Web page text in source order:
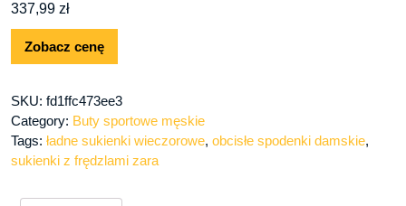
337,99 zł
Zobacz cenę
SKU: fd1ffc473ee3
Category: Buty sportowe męskie
Tags: ładne sukienki wieczorowe, obcisłe spodenki damskie,
sukienki z frędzlami zara